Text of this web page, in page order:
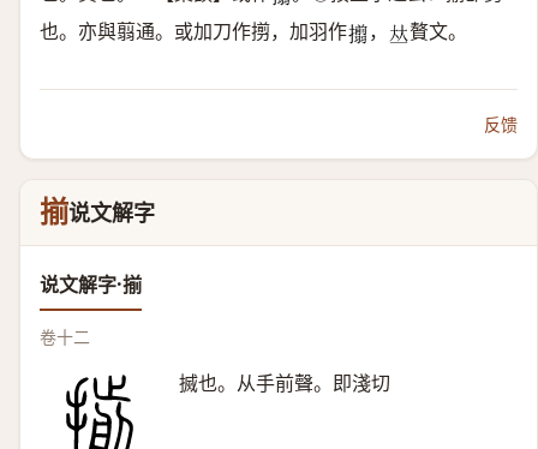
也。亦與翦通。或加刀作㨵，加羽作𢸄 ， 𠀤贅文。
反馈
揃说文解字
说文解字·揃
卷十二
搣也。从手前聲。即淺切